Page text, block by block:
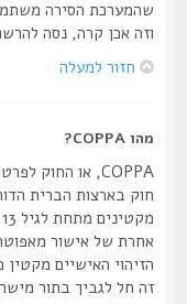
שהמערכת הסירה משתמשים
וזה אכן קרה, נסה להרשם
חזור למעלה
חוק בארצות הברית הדורש
אחרת של אישור
זה חל לגביך בתור מישהו